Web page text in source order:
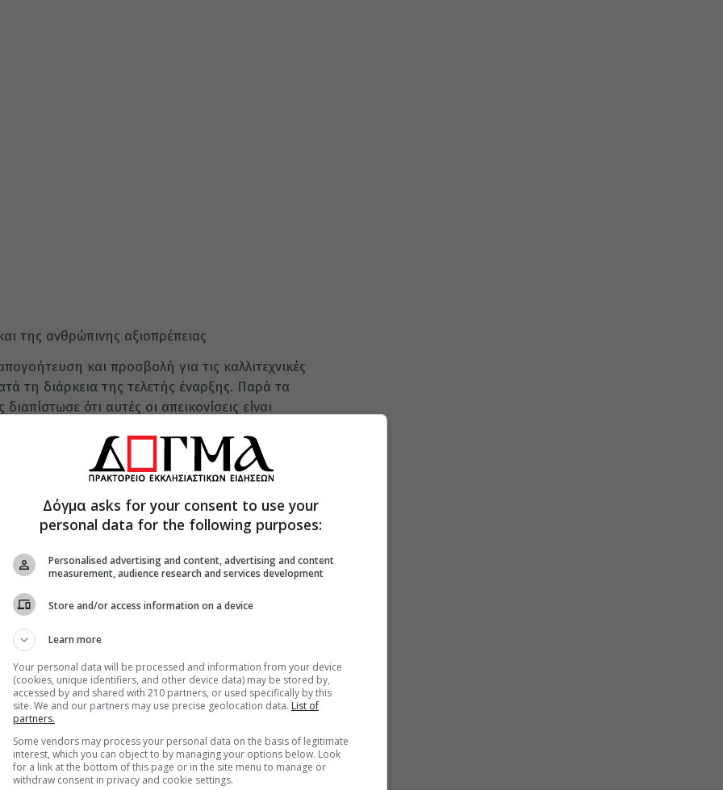
της ανθρώπινης αξιοπρέπειας
και προσβολή για τις καλλιτεχνικές
τη διάρκεια της τελετής έναρξης. Παρά τα
ότι αυτές οι απεικονίσεις είναι
ηθική, την πνευματική ζωή και τον κοινό
την τελετή για παραβίαση αιώνων
του κλασικού ιδανικού του «υγιούς πνεύματος
Αγώνες έχουν ως σκοπό να εξυμνούν.
και προσβλητική φύση της τελετής προς
τα λόγια του Χριστού από το Ευαγγέλιο του
τους πιστούς να χάσουν στην πίστη τους:
απ’ αυτούς τους μικρούς που πιστεύουν σ’
κρεμάσει μια μυλόπετρα στο λαιμό του και να
κόσμο για τα σκάνδαλα που έχει ν’
φωνές που εκφράστηκαν ως απάντηση
Ευρώπη παραμένει ζωντανή. Η
αποχριστιανισμό και αποκτήνωση της
έχει δείξει ότι όλες οι προσπάθειες για
Εκκλησίας Του έχουν τελικά αποτύχει.
Δόγμα asks for your consent to use your
personal data for the following purposes:
Personalised advertising and content, advertising and content
measurement, audience research and services development
Store and/or access information on a device
Learn more
Your personal data will be processed and information from your device
(cookies, unique identifiers, and other device data) may be stored by,
accessed by and shared with 210 partners, or used specifically by this
site. We and our partners may use precise geolocation data. List of
partners.
Some vendors may process your personal data on the basis of legitimate
interest, which you can object to by managing your options below. Look
for a link at the bottom of this page or in the site menu to manage or
withdraw consent in privacy and cookie settings.